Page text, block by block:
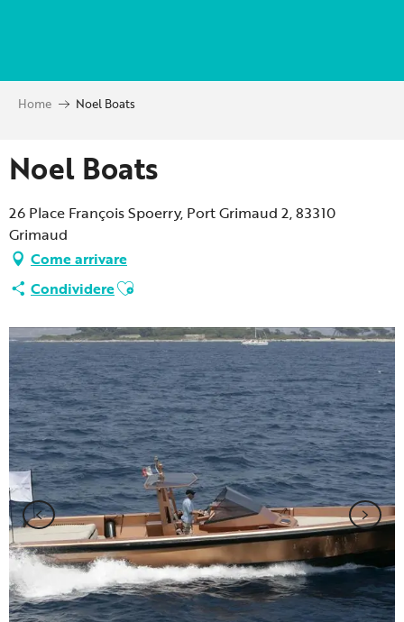
principal
Home Noel Boats
Noel Boats
26 Place François Spoerry, Port Grimaud 2, 83310
Grimaud
Come arrivare
CondividereAjouter aux favoris